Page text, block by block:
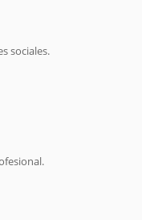
sociales.